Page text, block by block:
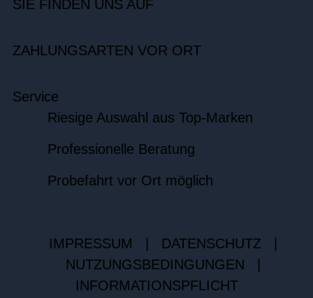
SIE FINDEN UNS AUF
ZAHLUNGSARTEN VOR ORT
Service
Riesige Auswahl aus Top-Marken
Professionelle Beratung
Probefahrt vor Ort möglich
IMPRESSUM DATENSCHUTZ
NUTZUNGSBEDINGUNGEN
INFORMATIONSPFLICHT